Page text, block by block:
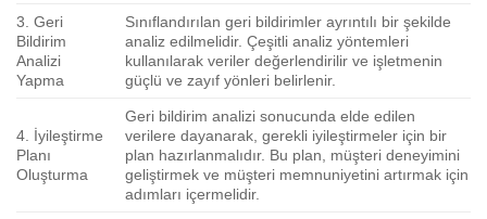
3. Geri
Bildirim
Analizi
Yapma
Sınıflandırılan geri bildirimler ayrıntılı bir şekilde
analiz edilmelidir. Çeşitli analiz yöntemleri
kullanılarak veriler değerlendirilir ve işletmenin
güçlü ve zayıf yönleri belirlenir.
4. İyileştirme
Planı
Oluşturma
Geri bildirim analizi sonucunda elde edilen
verilere dayanarak, gerekli iyileştirmeler için bir
plan hazırlanmalıdır. Bu plan, müşteri deneyimini
geliştirmek ve müşteri memnuniyetini artırmak için
adımları içermelidir.